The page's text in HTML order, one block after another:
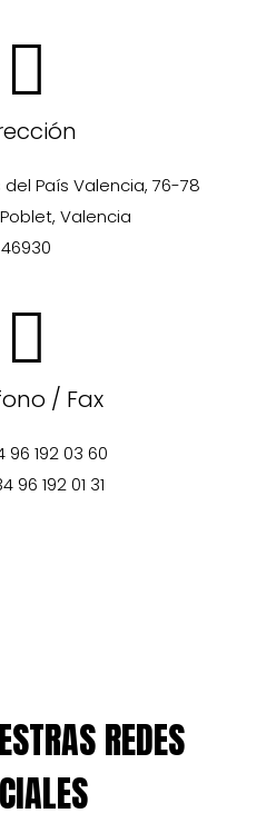
País Valencia, 76-78
Valencia
46930
/ Fax
96 192 03 60
96 192 01 31
REDES